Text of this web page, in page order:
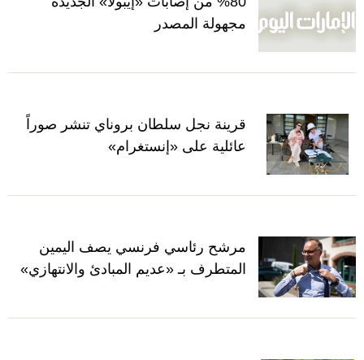
مجهولة المصدر
قرينة نجل سلطان بروناي تنشر صوراً
عائلية على «إنستغرام»
مرشح رئاسي فرنسي يصف اليمين
المتطرف بـ «عديم المبادئ والانتهازي»